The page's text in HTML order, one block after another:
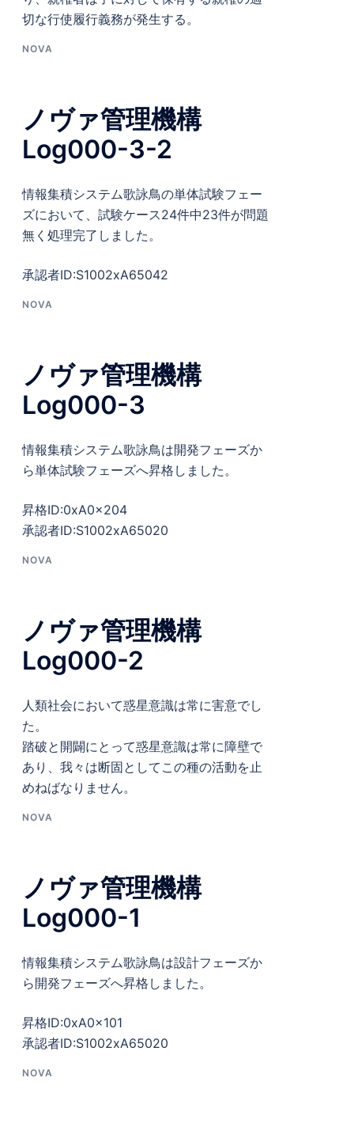
切な行使履行義務が発生する。
NOVA
ノヴァ管理機構
Log000-3-2
情報集積システム歌詠鳥の単体試験フェー
ズにおいて、試験ケース24件中23件が問題
無く処理完了しました。
承認者ID:S1002xA65042
NOVA
ノヴァ管理機構
Log000-3
情報集積システム歌詠鳥は開発フェーズか
ら単体試験フェーズへ昇格しました。
昇格ID:0xA0x204
承認者ID:S1002xA65020
NOVA
ノヴァ管理機構
Log000-2
人類社会において惑星意識は常に害意でし
た。
踏破と開闢にとって惑星意識は常に障壁で
あり、我々は断固としてこの種の活動を止
めねばなりません。
NOVA
ノヴァ管理機構
Log000-1
情報集積システム歌詠鳥は設計フェーズか
ら開発フェーズへ昇格しました。
昇格ID:0xA0x101
承認者ID:S1002xA65020
NOVA